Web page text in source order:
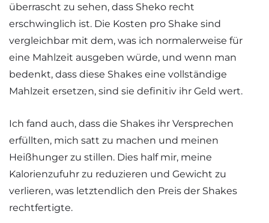
überrascht zu sehen, dass Sheko recht
erschwinglich ist. Die Kosten pro Shake sind
vergleichbar mit dem, was ich normalerweise für
eine Mahlzeit ausgeben würde, und wenn man
bedenkt, dass diese Shakes eine vollständige
Mahlzeit ersetzen, sind sie definitiv ihr Geld wert.
Ich fand auch, dass die Shakes ihr Versprechen
erfüllten, mich satt zu machen und meinen
Heißhunger zu stillen. Dies half mir, meine
Kalorienzufuhr zu reduzieren und Gewicht zu
verlieren, was letztendlich den Preis der Shakes
rechtfertigte.